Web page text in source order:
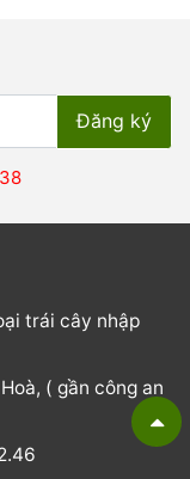
trái cây nhập
( gần công an